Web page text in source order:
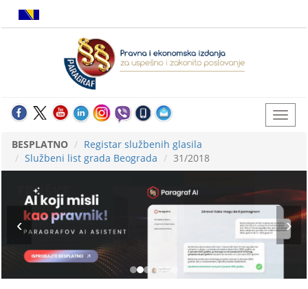
BESPLATNO
Registar službenih glasila
Službeni list grada Beograda
31/2018